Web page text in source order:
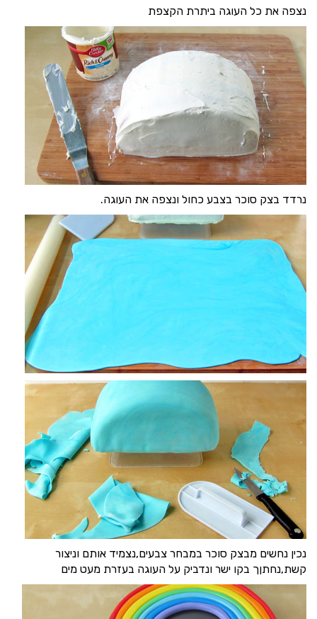
נצפה את כל העוגה ביתרת הקצפת
נרדד בצק סוכר בצבע כחול ונצפה את העוגה.
נכין נחשים מבצק סוכר במבחר צבעים,נצמיד אותם וניצור
קשת,נחתןך בקו ישר ונדביק על העוגה בעזרת מעט מים